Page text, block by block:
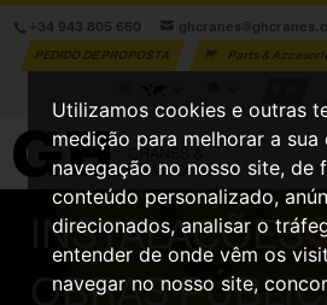
Utilizamos cookies e outras
medição para melhorar a sua
navegação no nosso site, de
conteúdo personalizado,
direcionados, analisar o
entender de onde vêm os
navegar no nosso site,
+34 943 805 660
PEDIDO DE PROPOSTA Parts &
INSTALAÇÕES
OBRAS